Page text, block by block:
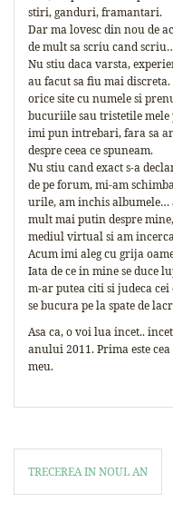
stiri, ganduri, framantari.
Dar ma lovesc din nou de
de mult sa scriu cand
Nu stiu daca varsta,
au facut sa fiu mai
orice site cu numele si
bucuriile sau tristetile mele
imi pun intrebari, fara sa
despre ceea ce spuneam.
Nu stiu cand exact s-a
de pe forum, mi-am
urile, am inchis albumele…
mult mai putin despre
mediul virtual si am
Acum imi aleg cu grija
Iata de ce in mine se duce
m-ar putea citi si judeca
se bucura pe la spate de
Asa ca, o voi lua incet..
anului 2011. Prima este
meu.
TRECEREA IN NOUL AN